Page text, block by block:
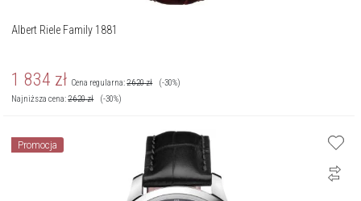
Albert Riele Family 1881
1 834 zł Cena regularna:2 620zł
(-30%)
Najniższa cena:2 620zł (-30%)
Promocja